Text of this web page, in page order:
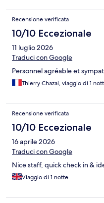
abbiamo trovato nessuno
nulla poiché le camere hanno
chiavi. Sicuramente è un po’
(sempre automunita)
Recensione verificata
10/10 Eccezionale
11 luglio 2026
Traduci con Google
Personnel agréable et
Thierry Chazal, viaggio di 1
Recensione verificata
10/10 Eccezionale
16 aprile 2026
Traduci con Google
Nice staff, quick check in &
Viaggio di 1 notte